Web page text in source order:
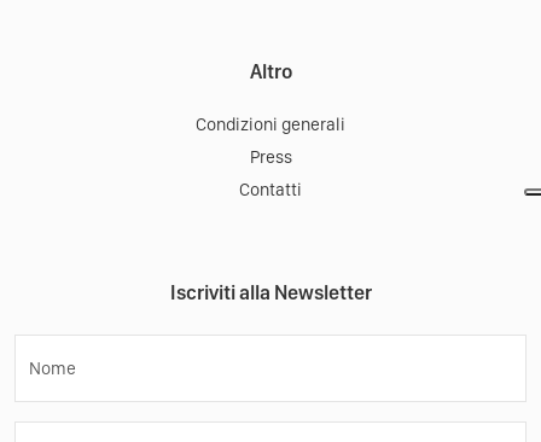
Altro
Condizioni generali
Press
Contatti
Iscriviti alla Newsletter
Nome